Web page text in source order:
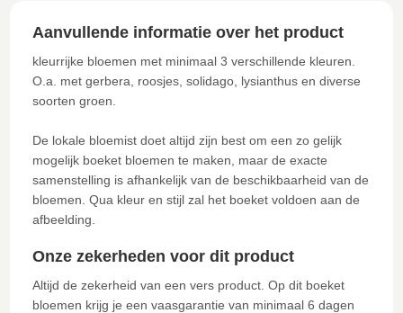
Aanvullende informatie over het product
kleurrijke bloemen met minimaal 3 verschillende kleuren.
O.a. met gerbera, roosjes, solidago, lysianthus en diverse
soorten groen.
De lokale bloemist doet altijd zijn best om een zo gelijk
mogelijk boeket bloemen te maken, maar de exacte
samenstelling is afhankelijk van de beschikbaarheid van de
bloemen. Qua kleur en stijl zal het boeket voldoen aan de
afbeelding.
Onze zekerheden voor dit product
Altijd de zekerheid van een vers product. Op dit boeket
bloemen krijg je een vaasgarantie van minimaal 6 dagen